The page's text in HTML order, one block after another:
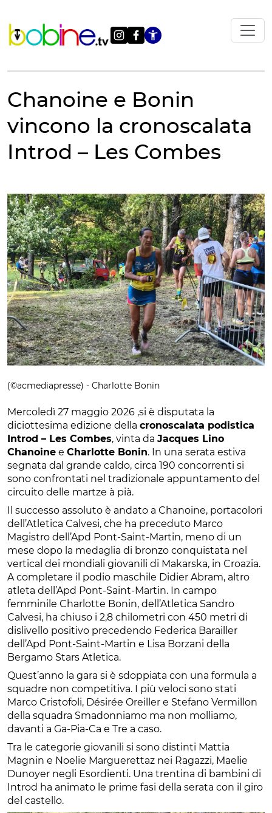
contenuto
Apri le
Chanoine e Bonin
vincono la cronoscalata
Introd – Les Combes
(©acmediapresse) - Charlotte Bonin
Mercoledì 27 maggio 2026 ,si è disputata la
diciottesima edizione della cronoscalata podistica
Introd – Les Combes, vinta da Jacques Lino
Chanoine e Charlotte Bonin. In una serata estiva
segnata dal grande caldo, circa 190 concorrenti si
sono confrontati nel tradizionale appuntamento del
circuito delle martze à pià.
Il successo assoluto è andato a Chanoine, portacolori
dell’Atletica Calvesi, che ha preceduto Marco
Magistro dell’Apd Pont-Saint-Martin, meno di un
mese dopo la medaglia di bronzo conquistata nel
vertical dei mondiali giovanili di Makarska, in Croazia.
A completare il podio maschile Didier Abram, altro
atleta dell’Apd Pont-Saint-Martin. In campo
femminile Charlotte Bonin, dell’Atletica Sandro
Calvesi, ha chiuso i 2,8 chilometri con 450 metri di
dislivello positivo precedendo Federica Barailler
dell’Apd Pont-Saint-Martin e Lisa Borzani della
Bergamo Stars Atletica.
Quest’anno la gara si è sdoppiata con una formula a
squadre non competitiva. I più veloci sono stati
Marco Cristofoli, Désirée Oreiller e Stefano Vermillon
della squadra Smadonniamo ma non molliamo,
davanti a Ga-Pia-Ca e Tre a caso.
Tra le categorie giovanili si sono distinti Mattia
Magnin e Noelie Marguerettaz nei Ragazzi, Maelie
Dunoyer negli Esordienti. Una trentina di bambini di
Introd ha animato le prime fasi della serata con il giro
del castello.